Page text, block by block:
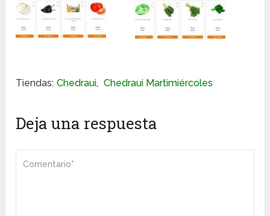
Tiendas: Chedraui, Chedraui Martimiércoles
Deja una respuesta